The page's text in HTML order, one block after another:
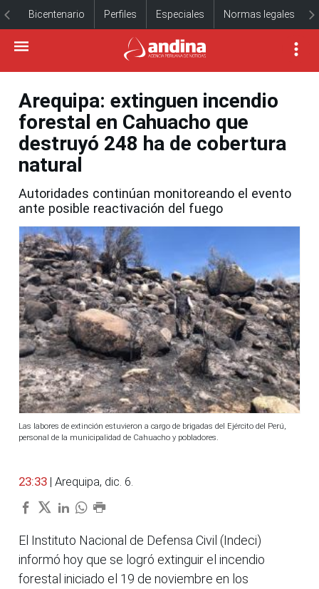
Bicentenario Perfiles Especiales Normas legales
Arequipa: extinguen incendio
forestal en Cahuacho que
destruyó 248 ha de cobertura
natural
Autoridades continúan monitoreando el evento
ante posible reactivación del fuego
Las labores de extinción estuvieron a cargo de brigadas del Ejército del Perú,
personal de la municipalidad de Cahuacho y pobladores.
23:33 | Arequipa, dic. 6.
El Instituto Nacional de Defensa Civil (Indeci)
informó hoy que se logró extinguir el incendio
forestal iniciado el 19 de noviembre en los